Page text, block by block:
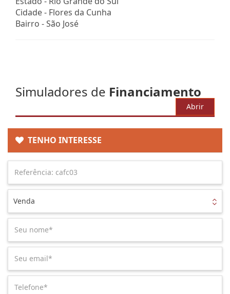
Cidade - Flores da Cunha
Bairro -São José
Simuladores de Financiamento
Abrir
TENHO INTERESSE
Venda